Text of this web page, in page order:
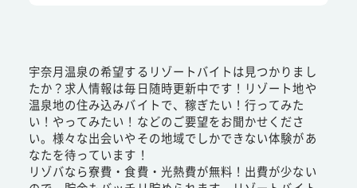
宇奈月温泉の希望するリゾートバイトは見つかりまし
たか？求人情報は毎日随時更新中です！リゾート地や
温泉地の住み込みバイトで、稼ぎたい！行ってみた
い！やってみたい！などのご要望をお聞かせくださ
い。様々な出会いやその地域でしかできない体験があ
なたを待っています！
リゾバなら寮費・食費・光熱費が無料！出費が少ない